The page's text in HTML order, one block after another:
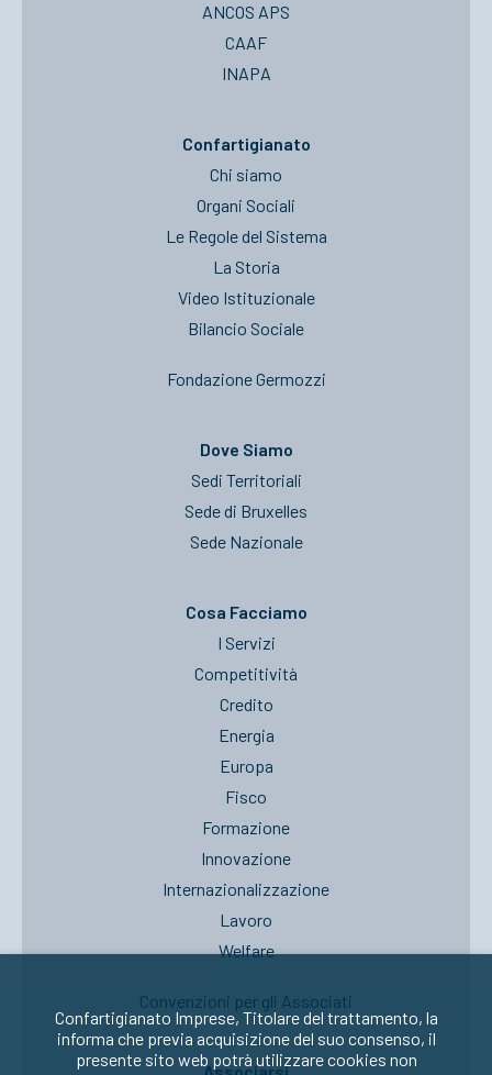
ANCOS APS
CAAF
INAPA
Confartigianato
Chi siamo
Organi Sociali
Le Regole del Sistema
La Storia
Video Istituzionale
Bilancio Sociale
Fondazione Germozzi
Dove Siamo
Sedi Territoriali
Sede di Bruxelles
Sede Nazionale
Cosa Facciamo
I Servizi
Competitività
Credito
Energia
Europa
Fisco
Formazione
Innovazione
Internazionalizzazione
Lavoro
Welfare
Convenzioni per gli Associati
Confartigianato Imprese, Titolare del trattamento, la
informa che previa acquisizione del suo consenso, il
presente sito web potrà utilizzare cookies non